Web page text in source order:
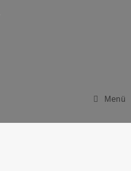
Menü